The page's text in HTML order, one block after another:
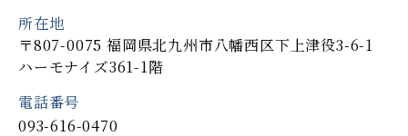
所在地
〒807-0075 福岡県北九州市八幡西区下上津役3-6-1
ハーモナイズ361-1階
電話番号
093-616-0470